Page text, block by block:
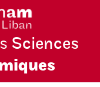
Sciences